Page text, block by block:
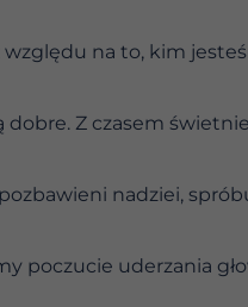
na to, kim
dobre. Z czasem świetnie
nadziei,
poczucie uderzania